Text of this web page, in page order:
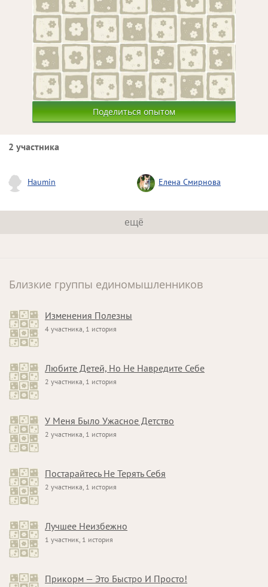
Поделиться опытом
2 участника
Haumin Елена Смирнова
ещё
Близкие группы единомышленников
Изменения Полезны
4 участника, 1 история
Любите Детей, Но Не Навредите Себе
2 участника, 1 история
У Меня Было Ужасное Детство
2 участника, 1 история
Постарайтесь Не Терять Себя
2 участника, 1 история
Лучшее Неизбежно
1 участник, 1 история
Прикорм — Это Быстро И Просто!